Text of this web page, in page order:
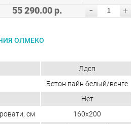
55 290.00 р. - +
ОЛМЕКО
Лдсп
Бетон пайн белый/венге
Нет
см
160x200